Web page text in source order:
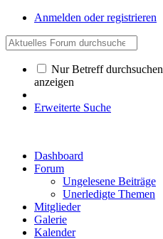
Anmelden oder registrieren
Nur Betreff durchsuchen
anzeigen
Erweiterte Suche
Dashboard
Forum
Ungelesene Beiträge
Unerledigte Themen
Mitglieder
Galerie
Kalender